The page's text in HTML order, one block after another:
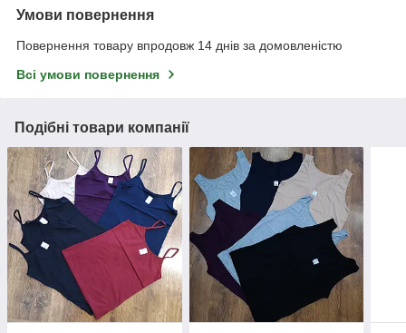
Умови повернення
Повернення товару впродовж 14 днів за домовленістю
Всі умови повернення
Подібні товари компанії